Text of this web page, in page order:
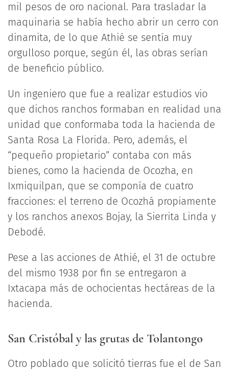
mil pesos de oro nacional. Para trasladar la
maquinaria se había hecho abrir un cerro con
dinamita, de lo que Athié se sentía muy
orgulloso porque, según él, las obras serían
de beneficio público.
Un ingeniero que fue a realizar estudios vio
que dichos ranchos formaban en realidad una
unidad que conformaba toda la hacienda de
Santa Rosa La Florida. Pero, además, el
“pequeño propietario” contaba con más
bienes, como la hacienda de Ocozha, en
Ixmiquilpan, que se componía de cuatro
fracciones: el terreno de Ocozhá propiamente
y los ranchos anexos Bojay, la Sierrita Linda y
Debodé.
Pese a las acciones de Athié, el 31 de octubre
del mismo 1938 por fin se entregaron a
Ixtacapa más de ochocientas hectáreas de la
hacienda.
San Cristóbal y las grutas de Tolantongo
Otro poblado que solicitó tierras fue el de San